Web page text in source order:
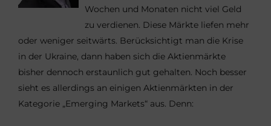
Wochen und Monaten nicht viel Geld
zu verdienen. Diese Märkte liefen mehr
oder weniger seitwärts. Berücksichtigt man die Krise
in der Ukraine, dann haben sich die Aktienmärkte
bisher dennoch erstaunlich gut gehalten. Noch besser
sieht es allerdings an einigen Aktienmärkten in der
Kategorie „Emerging Markets“ aus. Denn: